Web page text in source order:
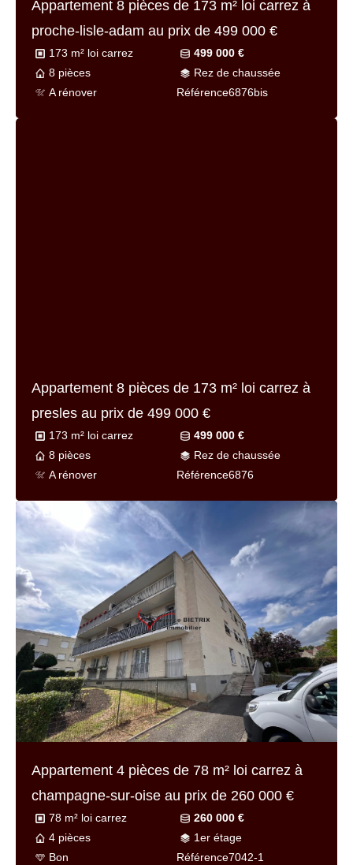
Appartement 8 pièces de 173 m² loi carrez à
proche-lisle-adam au prix de 499 000 €
173 m² loi carrez
499 000 €
8 pièces
Rez de chaussée
A rénover
Référence6876bis
Appartement 8 pièces de 173 m² loi carrez à
presles au prix de 499 000 €
173 m² loi carrez
499 000 €
8 pièces
Rez de chaussée
A rénover
Référence6876
Appartement 4 pièces de 78 m² loi carrez à
champagne-sur-oise au prix de 260 000 €
78 m² loi carrez
260 000 €
4 pièces
1er étage
Bon
Référence7042-1